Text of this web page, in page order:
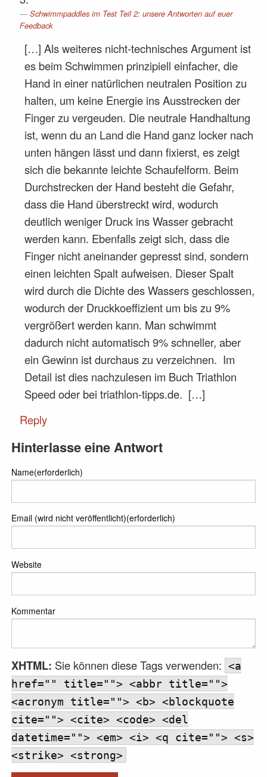
Schwimmpaddles im Test Teil 2: unsere Antworten auf euer
Feedback
[…] Als weiteres nicht-technisches Argument ist
es beim Schwimmen prinzipiell einfacher, die
Hand in einer natürlichen neutralen Position zu
halten, um keine Energie ins Ausstrecken der
Finger zu vergeuden. Die neutrale Handhaltung
ist, wenn du an Land die Hand ganz locker nach
unten hängen lässt und dann fixierst, es zeigt
sich die bekannte leichte Schaufelform. Beim
Durchstrecken der Hand besteht die Gefahr,
dass die Hand überstreckt wird, wodurch
deutlich weniger Druck ins Wasser gebracht
werden kann. Ebenfalls zeigt sich, dass die
Finger nicht aneinander gepresst sind, sondern
einen leichten Spalt aufweisen. Dieser Spalt
wird durch die Dichte des Wassers geschlossen,
wodurch der Druckkoeffizient um bis zu 9%
vergrößert werden kann. Man schwimmt
dadurch nicht automatisch 9% schneller, aber
ein Gewinn ist durchaus zu verzeichnen. Im
Detail ist dies nachzulesen im Buch Triathlon
Speed oder bei triathlon-tipps.de. […]
Reply
Hinterlasse eine Antwort
Name(erforderlich)
Email (wird nicht veröffentlicht)(erforderlich)
Website
Kommentar
XHTML: Sie können diese Tags verwenden: <a
href="" title=""> <abbr title="">
<acronym title=""> <b> <blockquote
cite=""> <cite> <code> <del
datetime=""> <em> <i> <q cite=""> <s>
<strike> <strong>